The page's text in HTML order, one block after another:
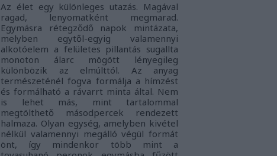
Az élet egy különleges utazás. Magával
ragad, lenyomatként megmarad.
Egymásra rétegződő napok mintázata,
melyben egytől-egyig valamennyi
alkotóelem a felületes pillantás sugallta
monoton álarc mögött lényegileg
különbözik az elmúlttól. Az anyag
természeténél fogva formálja a hímzést
és formálható a rávarrt minta által. Nem
is lehet más, mint tartalommal
megtölthető másodpercek rendezett
halmaza. Olyan egység, amelyben kivétel
nélkül valamennyi megálló végül formát
önt, így mindenkor több mint a